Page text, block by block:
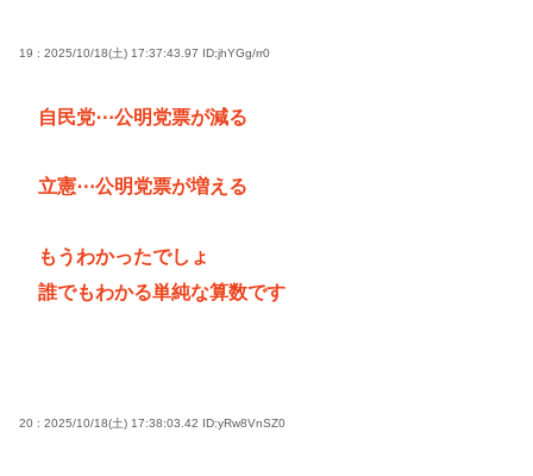
19 : 2025/10/18(土) 17:37:43.97 ID:jhYGg/rr0
自民党⋯公明党票が減る
立憲⋯公明党票が増える
もうわかったでしょ
誰でもわかる単純な算数です
20 : 2025/10/18(土) 17:38:03.42 ID:yRw8VnSZ0